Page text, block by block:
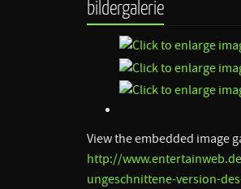
bildergalerie
View the embedded image
http://
ungeschnittene-version-